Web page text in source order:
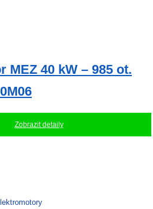
MEZ 40 kW – 985 ot.
Zobrazit detaily